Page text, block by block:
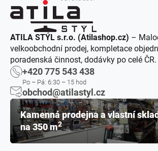
ATILA STÝL s.r.o. (Atilashop.cz) –
velkoobchodní prodej, kompletace
poradenská činnost, dodávky po celé ČR.
+420 775 543 438
Po – Pá: 6:30 – 15 hod
obchod@atilastyl.cz
Kamenná prodejna a vlastní
na 350 m2